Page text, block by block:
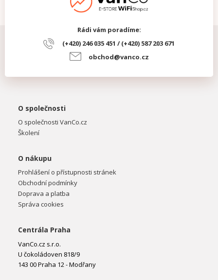
Rádi vám poradíme:
(+420) 246 035 451 / (+420) 587 203 671
obchod@vanco.cz
O společnosti
O společnosti VanCo.cz
Školení
O nákupu
Prohlášení o přístupnosti stránek
Obchodní podmínky
Doprava a platba
Správa cookies
Centrála Praha
VanCo.cz s.r.o.
U čokoládoven 818/9
143 00 Praha 12 - Modřany